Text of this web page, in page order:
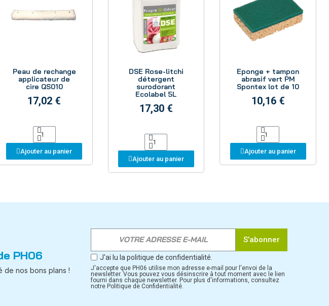
Peau de rechange
applicateur de
cire QS010
17,02 €
Ajouter au panier
DSE Rose-litchi
détergent
surodorant
Ecolabel 5L
17,30 €
Ajouter au panier
Eponge + tampon
abrasif vert PM
Spontex lot de 10
10,16 €
Ajouter au panier
PH06
de nos bons plans !
S’abonner
J'ai lu la politique de confidentialité.
J'accepte que PH06 utilise mon adresse e-mail pour l'envoi de la
newsletter. Vous pouvez vous désinscrire à tout moment avec le lien
fourni dans chaque newsletter. Pour plus d'informations, consultez
notre Politique de Confidentialité.